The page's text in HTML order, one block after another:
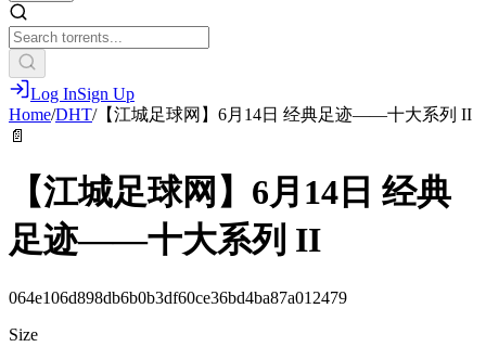
Log InSign Up
Home/DHT/【江城足球网】6月14日 经典足迹——十大系列 II
📄
【江城足球网】6月14日 经典
足迹——十大系列 II
064e106d898db6b0b3df60ce36bd4ba87a012479
Size